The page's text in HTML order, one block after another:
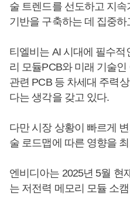
술 트렌드를 선도하고 지
기반을 구축하는 데 집중하
티엘비는 AI 시대에 필수
리 모듈PCB와 미래 기술
관련 PCB 등 차세대 주력
다는 생각을 갖고 있다.
다만 시장 상황이 빠르게
술 로드맵에 따른 영향을
엔비디아는 2025년 5월 현
는 저전력 메모리 모듈 소